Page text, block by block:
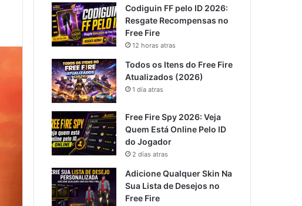
Codiguin FF pelo ID 2026:
Resgate Recompensas no
Free Fire
12 horas atras
Todos os Itens do Free Fire
Atualizados (2026)
1 día atras
Free Fire Spy 2026: Veja
Quem Está Online Pelo ID
do Jogador
2 días atras
Adicione Qualquer Skin Na
Sua Lista de Desejos no
Free Fire